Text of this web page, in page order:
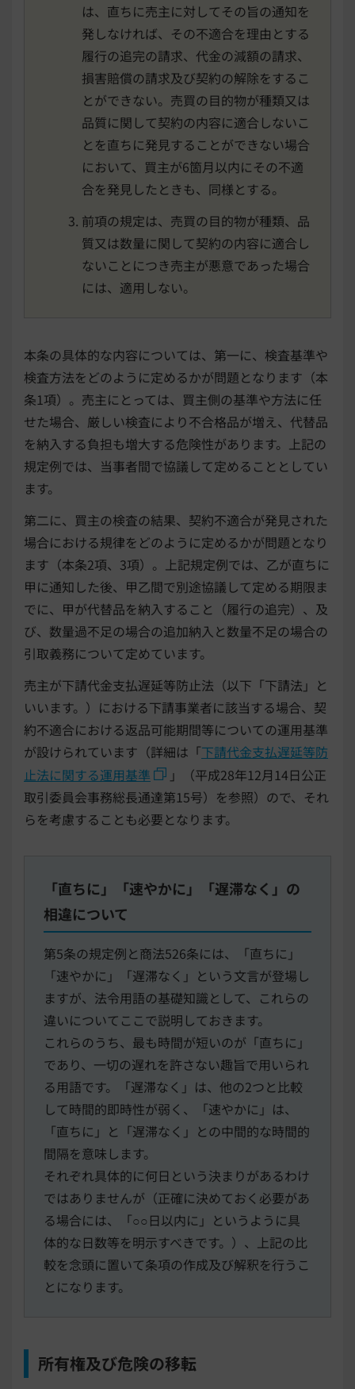
は、直ちに売主に対してその旨の通知を
発しなければ、その不適合を理由とする
履行の追完の請求、代金の減額の請求、
損害賠償の請求及び契約の解除をするこ
とができない。売買の目的物が種類又は
品質に関して契約の内容に適合しないこ
とを直ちに発見することができない場合
において、買主が6箇月以内にその不適
合を発見したときも、同様とする。
前項の規定は、売買の目的物が種類、品
質又は数量に関して契約の内容に適合し
ないことにつき売主が悪意であった場合
には、適用しない。
本条の具体的な内容については、第一に、検査基準や
検査方法をどのように定めるかが問題となります（本
条1項）。売主にとっては、買主側の基準や方法に任
せた場合、厳しい検査により不合格品が増え、代替品
を納入する負担も増大する危険性があります。上記の
規定例では、当事者間で協議して定めることとしてい
ます。
第二に、買主の検査の結果、契約不適合が発見された
場合における規律をどのように定めるかが問題となり
ます（本条2項、3項）。上記規定例では、乙が直ちに
甲に通知した後、甲乙間で別途協議して定める期限ま
でに、甲が代替品を納入すること（履行の追完）、及
び、数量過不足の場合の追加納入と数量不足の場合の
引取義務について定めています。
売主が下請代金支払遅延等防止法（以下「下請法」と
いいます。）における下請事業者に該当する場合、契
約不適合における返品可能期間等についての運用基準
が設けられています（詳細は「下請代金支払遅延等防
止法に関する運用基準
」（平成28年12月14日公正
取引委員会事務総長通達第15号）を参照）ので、それ
らを考慮することも必要となります。
「直ちに」「速やかに」「遅滞なく」の
相違について
第5条の規定例と商法526条には、「直ちに」
「速やかに」「遅滞なく」という文言が登場し
ますが、法令用語の基礎知識として、これらの
違いについてここで説明しておきます。
これらのうち、最も時間が短いのが「直ちに」
であり、一切の遅れを許さない趣旨で用いられ
る用語です。「遅滞なく」は、他の2つと比較
して時間的即時性が弱く、「速やかに」は、
「直ちに」と「遅滞なく」との中間的な時間的
間隔を意味します。
それぞれ具体的に何日という決まりがあるわけ
ではありませんが（正確に決めておく必要があ
る場合には、「○○日以内に」というように具
体的な日数等を明示すべきです。）、上記の比
較を念頭に置いて条項の作成及び解釈を行うこ
とになります。
所有権及び危険の移転